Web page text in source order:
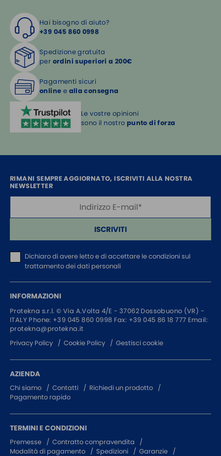
Hai bisogno di aiuto?
+39 045 860 0998
Spedizione gratuita
per ordini superiori a 200€
Pagamenti sicuri
online e alla consegna
Le vostre opinioni
sono il nostro punto di forza
RIMANI SEMPRE AGGIORNATO, ISCRIVITI ALLA NOSTRA
NEWSLETTER
ISCRIVITI
Dichiaro di avere letto e di accettare le condizioni sul
trattamento dei dati personali
INFORMAZIONI
Protekna s.r.l. © Via A.Volta 4/E - 37062 Dossobuono (VR) -
ITALY Phone: +39 045 860 0998 Fax: +39 045 86 18 777 Email:
protekna@protekna.it
Privacy Policy
Cookie Policy Gestisci cookie
AZIENDA
Chi siamo Contatti
Richiedi un prodotto
Pagamento rapido
TERMINI E CONDIZIONI
Premesse
Contratto compravendita
Modalità di pagamento
Spedizioni Garanzie